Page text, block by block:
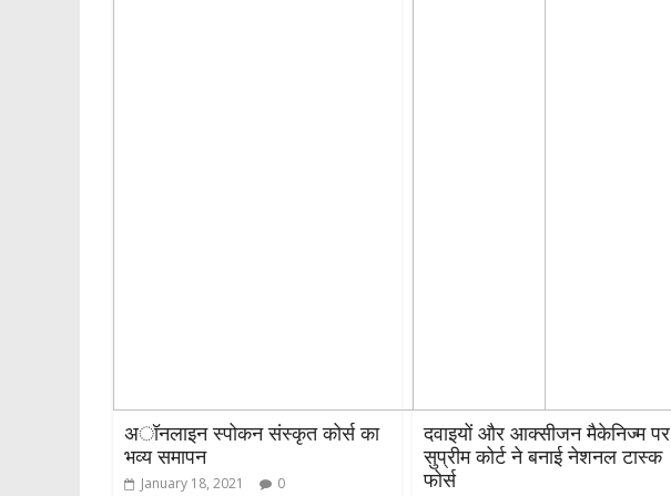
अॉनलाइन स्पोकन संस्कृत कोर्स का
भव्य समापन
January 18, 2021 0
दवाइयों और आक्सीजन मैकेनिज्म पर
सुप्रीम कोर्ट ने बनाई नेशनल टास्क
फोर्स